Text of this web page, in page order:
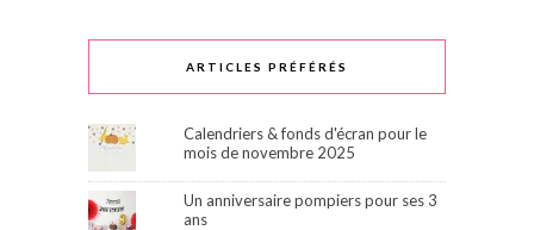
ARTICLES PRÉFÉRÉS
Calendriers & fonds d'écran pour le
mois de novembre 2025
Un anniversaire pompiers pour ses 3
ans